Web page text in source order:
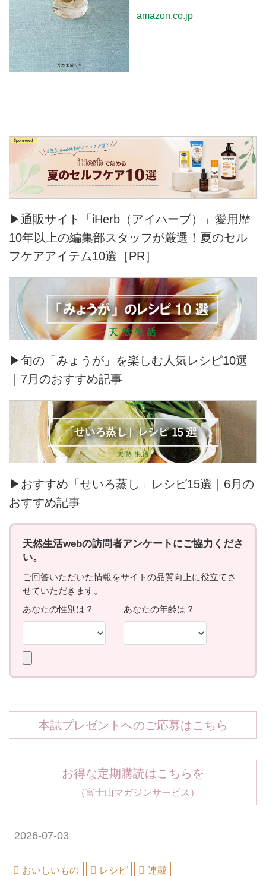
amazon.co.jp
▶通販サイト「iHerb（アイハーブ）」愛用歴
10年以上の編集部スタッフが厳選！夏のセル
フケアアイテム10選［PR］
▶旬の「みょうが」を楽しむ人気レシピ10選
｜7月のおすすめ記事
▶おすすめ「せいろ蒸し」レシピ15選｜6月の
おすすめ記事
本誌プレゼントへのご応募はこちら
お得な定期購読はこちらを
（富士山マガジンサービス）
2026-07-03
おいしいもの レシピ
連載